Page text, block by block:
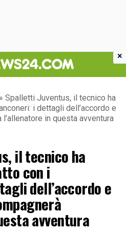
» Spalletti Juventus, il tecnico ha
i dettagli dell’accordo e
in questa avventura
il tecnico ha
con i
dell’accordo e
avventura
×